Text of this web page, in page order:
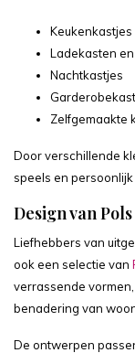
Keukenkastjes
Ladekasten
Nachtkastjes
Zelfgemaakte
Door verschillende
speels en persoonlijk
Design van
Liefhebbers van
ook een selectie van
verrassende
benadering van
De ontwerpen